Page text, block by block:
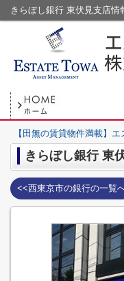
きらぼし銀行 東伏見支店
【田無の賃貸物件満載】
きらぼし銀行 東
<<西東京市の銀行の一覧